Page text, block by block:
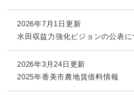
2026年7月1日更新
水田収益力強化ビジョンの公表に
2026年3月24日更新
2025年香美市農地賃借料情報